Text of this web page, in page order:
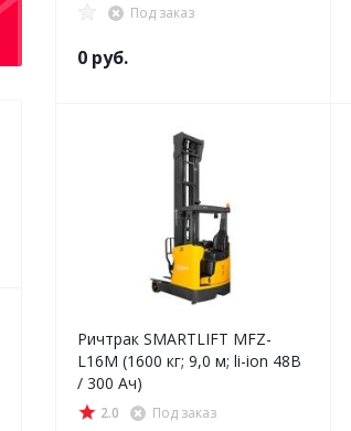
Под заказ
0 руб.
Ричтрак SMARTLIFT MFZ-
L16M (1600 кг; 9,0 м; li-ion 48В
/ 300 Ач)
2.0 Под заказ